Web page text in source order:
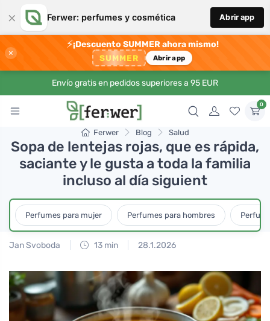
× Ferwer: perfumes y cosmética Abrir app
×
⚡¡Descuento SUMMER ahora mismo!
SUMMER Abrir app
Envío gratis en pedidos superiores a 95 EUR
0
Ferwer Blog Salud
Sopa de lentejas rojas, que es rápida,
saciante y le gusta a toda la familia
incluso al día siguient
Perfumes para mujer Perfumes para hombres
Jan Svoboda 13 min 28.1.2026